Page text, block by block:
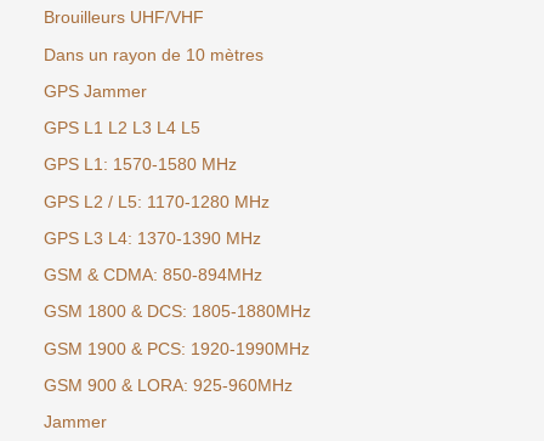
Brouilleurs UHF/VHF
Dans un rayon de 10 mètres
GPS Jammer
GPS L1 L2 L3 L4 L5
GPS L1: 1570-1580 MHz
GPS L2 / L5: 1170-1280 MHz
GPS L3 L4: 1370-1390 MHz
GSM & CDMA: 850-894MHz
GSM 1800 & DCS: 1805-1880MHz
GSM 1900 & PCS: 1920-1990MHz
GSM 900 & LORA: 925-960MHz
Jammer